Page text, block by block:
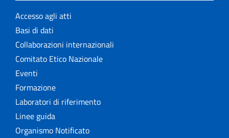
Accesso agli atti
Basi di dati
Collaborazioni internazionali
Comitato Etico Nazionale
Eventi
Formazione
Laboratori di riferimento
Linee guida
Organismo Notificato